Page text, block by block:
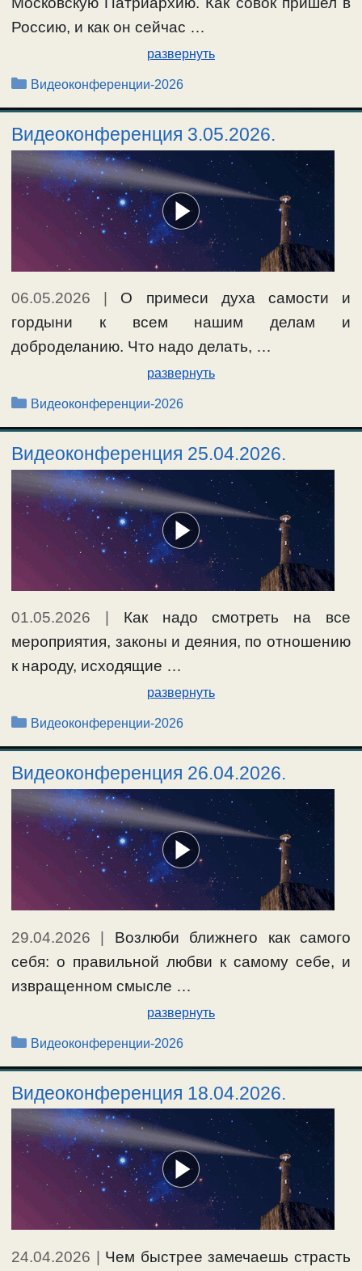
Россию, и как он сейчас …
развернуть
Рубрики
Видеоконференции-2026
Видеоконференция 3.05.2026.
06.05.2026
О примеси духа самости и
гордыни к всем нашим делам и
доброделанию. Что надо делать, …
развернуть
Рубрики
Видеоконференции-2026
Видеоконференция 25.04.2026.
01.05.2026
Как надо смотреть на все
мероприятия, законы и деяния, по отношению
к народу, исходящие …
развернуть
Рубрики
Видеоконференции-2026
Видеоконференция 26.04.2026.
29.04.2026 | Возлюби ближнего как самого
себя: о правильной любви к самому себе, и
извращенном смысле …
развернуть
Рубрики
Видеоконференции-2026
Видеоконференция 18.04.2026.
24.04.2026 | Чем быстрее замечаешь страсть